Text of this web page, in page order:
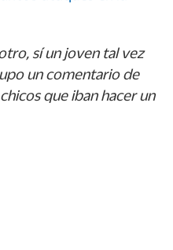
sí un joven tal vez
un comentario de
que iban hacer un